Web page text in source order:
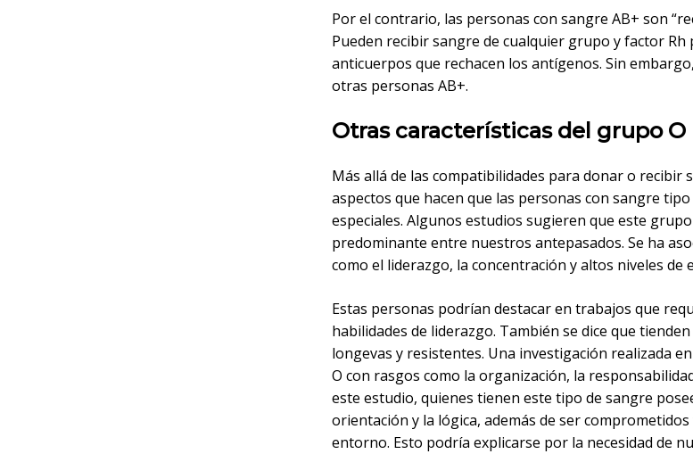
Por el contrario, las personas con sangre AB+ son
Pueden recibir sangre de cualquier grupo y factor
anticuerpos que rechacen los antígenos. Sin
otras personas AB+.
Otras características del grupo O
Más allá de las compatibilidades para donar o recibir
aspectos que hacen que las personas con sangre
especiales. Algunos estudios sugieren que este
predominante entre nuestros antepasados. Se ha
como el liderazgo, la concentración y altos niveles de
Estas personas podrían destacar en trabajos que
habilidades de liderazgo. También se dice que
longevas y resistentes. Una investigación realizada
O con rasgos como la organización, la
este estudio, quienes tienen este tipo de sangre
orientación y la lógica, además de ser comprometidos
entorno. Esto podría explicarse por la necesidad de